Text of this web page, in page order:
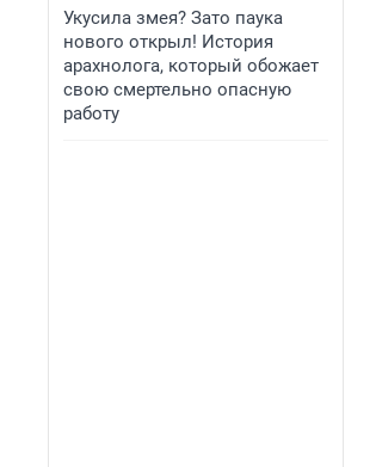
Укусила змея? Зато паука
нового открыл! История
арахнолога, который обожает
свою смертельно опасную
работу